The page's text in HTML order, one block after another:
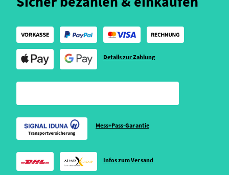
Details zur Zahlung
Mess+Pass-Garantie
Infos zum Versand